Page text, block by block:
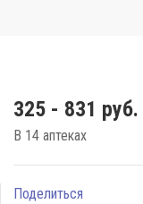
325 - 831 руб.
В 14 аптеках
Поделиться